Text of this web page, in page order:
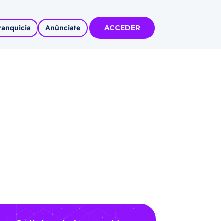
MÁS
tu Marca
Anúnciate ACCEDER